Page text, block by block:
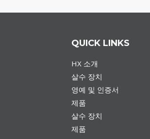
QUICK LINKS
HX 소개
살수 장치
영예 및 인증서
제품
살수 장치
제품